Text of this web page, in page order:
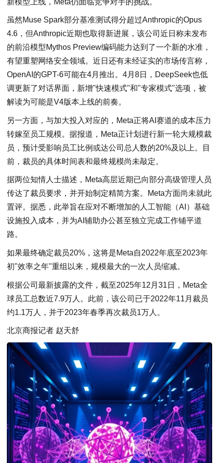
虽然Muse Spark部分基准测试得分超过Anthropic的Opus
4.6，但Anthropic近期也取得新进展，该公司近日称未发布
的前沿模型Mythos Preview编码能力达到了一个新的水准，
有望重塑网络安全领域。近日还有未经证实的市场传言称，
OpenAI的GPT-6可能在4月推出。4月8日，DeepSeek也低
调更新了对话界面，新增"快速模式"和"专家模式"选项，被
解读为可能是V4版本上线的前奏。
另一方面，与加大投入对应的，Meta正将AI赛道的成本压力
转嫁至员工规模。据报道，Meta正计划进行新一轮大规模裁
员，预计受影响员工比例或达公司总人数的20%及以上。目
前，裁员的具体时间表和最终规模尚未敲定。
据两位知情人士描述，Meta高层近期已向部分高级管理人员
传达了裁员要求，并开始制定精简方案。Meta方面尚未就此
置评。据悉，此举旨在应对不断增加的人工智能（AI）基础
设施投入成本，并为AI辅助办公甚至独立完成工作铺平道
路。
如果最终确定裁员20%，这将是Meta自2022年底至2023年
初"效率之年"重组以来，规模最大的一次人员缩减。
根据公司最新披露的文件，截至2025年12月31日，Meta全
球员工总数近7.9万人。此前，该公司已于2022年11月裁员
约1.1万人，并于2023年春季再次裁员1万人。
北京商报记者 赵天舒